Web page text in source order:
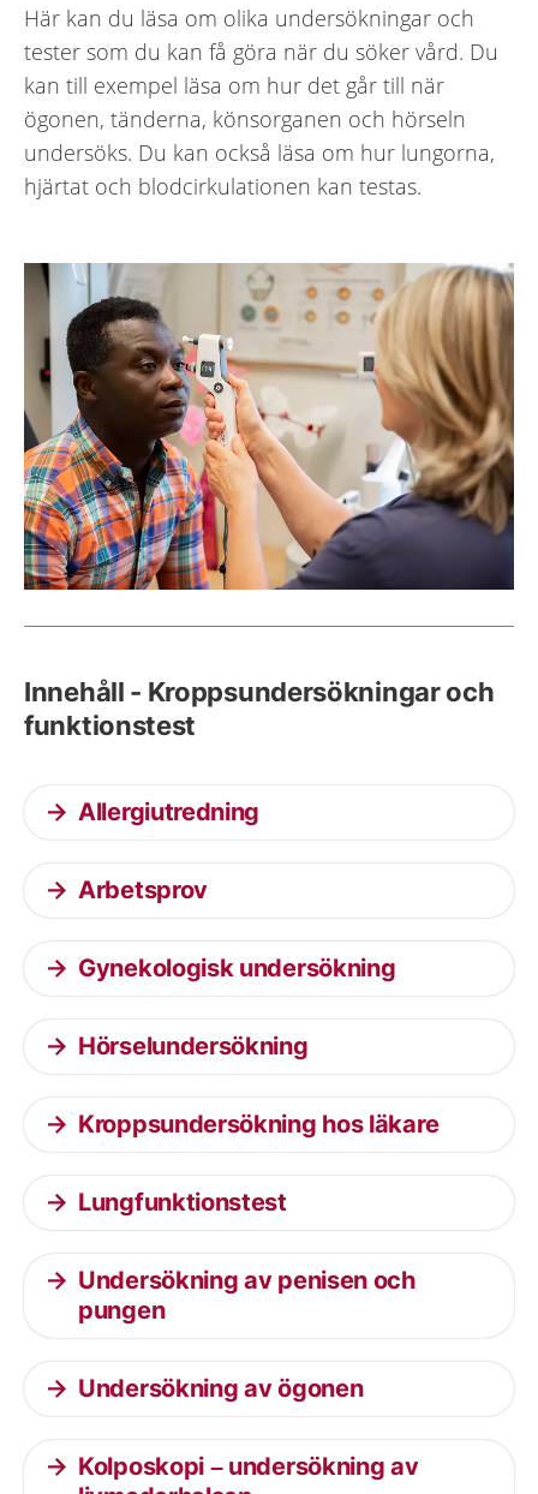
Här kan du läsa om olika undersökningar och
tester som du kan få göra när du söker vård. Du
kan till exempel läsa om hur det går till när
ögonen, tänderna, könsorganen och hörseln
undersöks. Du kan också läsa om hur lungorna,
hjärtat och blodcirkulationen kan testas.
Innehåll - Kroppsundersökningar och
funktionstest
Allergiutredning
Arbetsprov
Gynekologisk undersökning
Hörselundersökning
Kroppsundersökning hos läkare
Lungfunktionstest
Undersökning av penisen och
pungen
Undersökning av ögonen
Kolposkopi – undersökning av